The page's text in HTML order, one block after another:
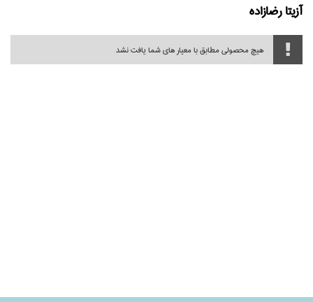
آزيتا رضازاده
هیچ محصولی مطابق با معیار های شما یافت نشد